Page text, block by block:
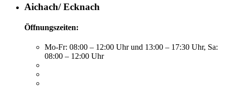
Aichach/ Ecknach
Öffnungszeiten:
Mo-Fr: 08:00 – 12:00 Uhr und 13:00 – 17:30 Uhr, Sa:
08:00 – 12:00 Uhr